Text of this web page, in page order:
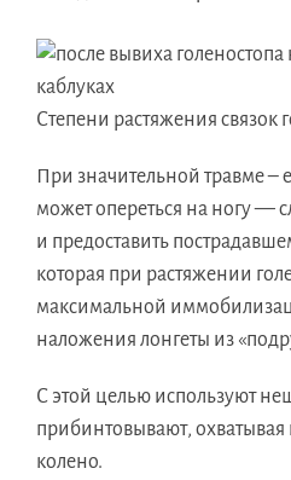
Степени растяжения связок
При значительной травме –
может опереться на ногу —
и предоставить
которая при растяжении
максимальной
наложения лонгеты из
С этой целью используют
прибинтовывают, охватывая
колено.